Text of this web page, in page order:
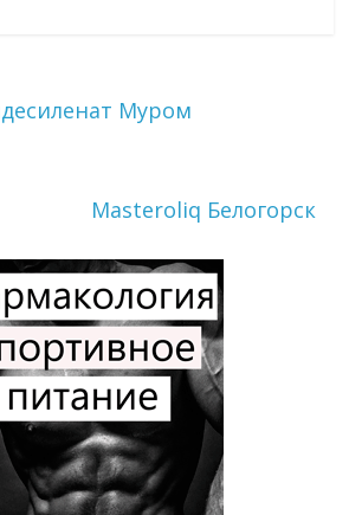
Муром
Masteroliq Белогорск